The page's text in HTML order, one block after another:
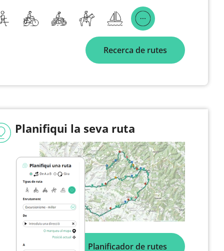
Recerca de rutes
Planifiqui la seva ruta
Planificador de rutes